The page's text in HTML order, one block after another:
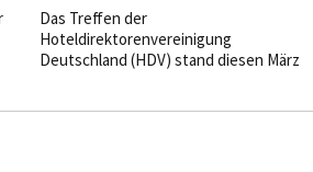
Das Treffen der
Hoteldirektorenvereinigung
Deutschland (HDV) stand diesen März